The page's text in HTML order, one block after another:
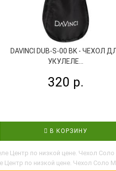
DAVINCI DUB-S-00 BK - ЧЕХОЛ
УКУЛЕЛЕ...
320 р.
В КОРЗИНУ
Центр по низкой цене. Чехол Соло
Центр по низкой цене. Чехол Соло